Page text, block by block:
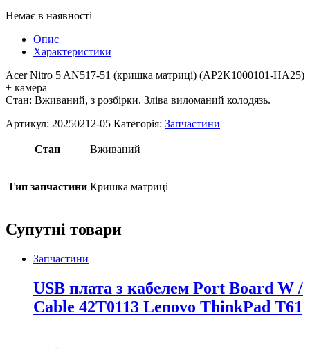
Немає в наявності
Опис
Характеристики
Acer Nitro 5 AN517-51 (кришка матриці) (AP2K1000101-HA25)
+ камера
Стан: Вживаний, з розбірки. Зліва виломаний колодязь.
Артикул: 20250212-05 Категорія: Запчастини
Стан Вживаний
Тип запчастини Кришка матриці
Супутні товари
Запчастини
USB плата з кабелем Port Board W /
Cable 42T0113 Lenovo ThinkPad T61